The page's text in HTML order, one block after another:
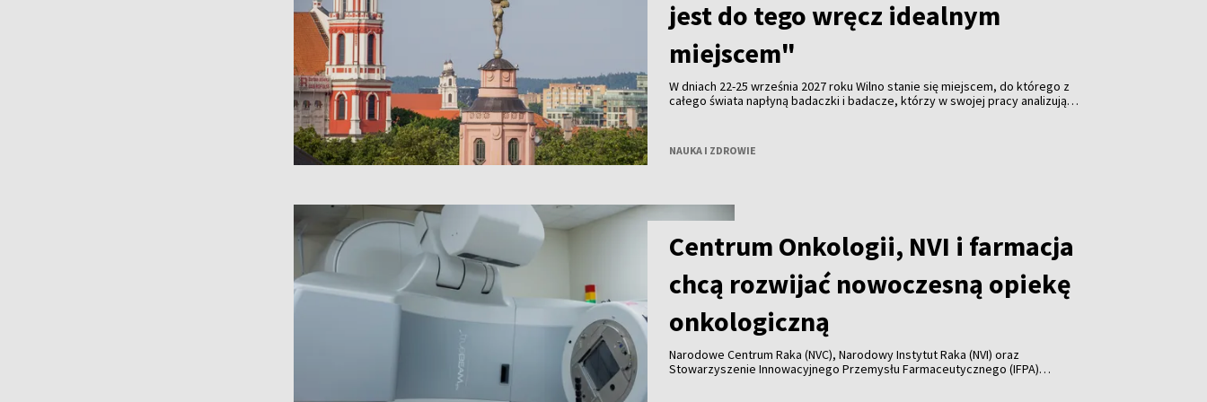
jest do tego wręcz idealnym
miejscem"
W dniach 22-25 września 2027 roku Wilno stanie się miejscem, do którego z
całego świata napłyną badaczki i badacze, którzy w swojej pracy analizują
litewskim i angielskim. Ruszył już natomiast nabór tematów i abstraktów na
przemówienia, który potrwa do końca grudnia. O szczegółach Kongresu
NAUKA I ZDROWIE
Centrum Onkologii, NVI i farmacja
chcą rozwijać nowoczesną opiekę
onkologiczną
Narodowe Centrum Raka (NVC), Narodowy Instytut Raka (NVI) oraz
Stowarzyszenie Innowacyjnego Przemysłu Farmaceutycznego (IFPA)